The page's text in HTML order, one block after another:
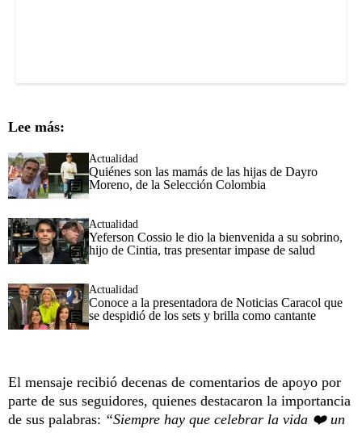
Lee más:
Actualidad
Quiénes son las mamás de las hijas de Dayro
Moreno, de la Selección Colombia
Actualidad
Yeferson Cossio le dio la bienvenida a su sobrino,
hijo de Cintia, tras presentar impase de salud
Actualidad
Conoce a la presentadora de Noticias Caracol que
se despidió de los sets y brilla como cantante
El mensaje recibió decenas de comentarios de apoyo por
parte de sus seguidores, quienes destacaron la importancia
de sus palabras: “Siempre hay que celebrar la vida ❤️ un